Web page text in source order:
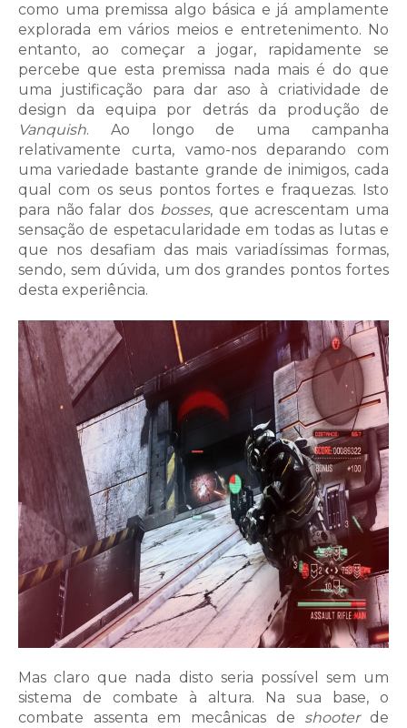
como uma premissa algo básica e já amplamente
explorada em vários meios e entretenimento. No
entanto, ao começar a jogar, rapidamente se
percebe que esta premissa nada mais é do que
uma justificação para dar aso à criatividade de
design da equipa por detrás da produção de
Vanquish. Ao longo de uma campanha
relativamente curta, vamo-nos deparando com
uma variedade bastante grande de inimigos, cada
qual com os seus pontos fortes e fraquezas. Isto
para não falar dos bosses, que acrescentam uma
sensação de espetacularidade em todas as lutas e
que nos desafiam das mais variadíssimas formas,
sendo, sem dúvida, um dos grandes pontos fortes
desta experiência.
Mas claro que nada disto seria possível sem um
sistema de combate à altura. Na sua base, o
combate assenta em mecânicas de shooterde